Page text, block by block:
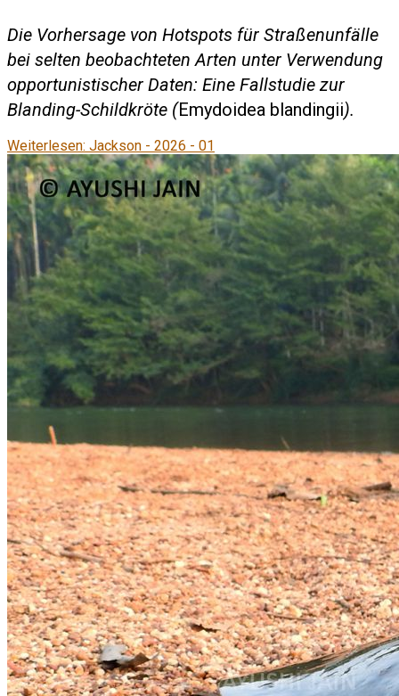
Die Vorhersage von Hotspots für Straßenunfälle
bei selten beobachteten Arten unter Verwendung
opportunistischer Daten: Eine Fallstudie zur
Blanding-Schildkröte (Emydoidea blandingii).
Weiterlesen: Jackson - 2026 - 01